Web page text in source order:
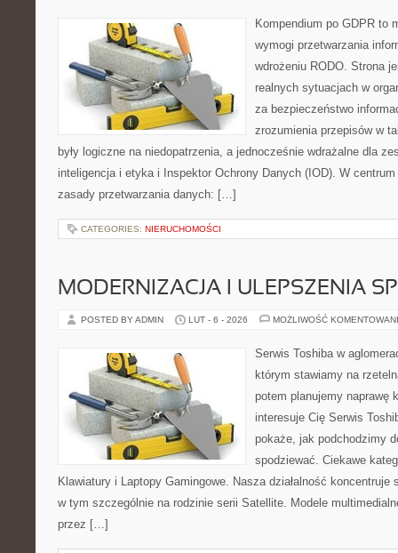
Kompendium po GDPR to
wymogi przetwarzania
wdrożeniu RODO. Strona
realnych sytuacjach w
za bezpieczeństwo
zrozumienia przepisów w
były logiczne na niedopatrzenia, a jednocześnie wdrażalne dla
inteligencja i etyka i Inspektor Ochrony Danych (IOD). W
zasady przetwarzania danych: […]
CATEGORIES: NIERUCHOMOŚCI
MODERNIZACJA I ULEPSZENIA
POSTED BY ADMIN LUT - 6 - 2026 MOŻLIWOŚĆ
Serwis Toshiba w
którym stawiamy na
potem planujemy naprawę
interesuje Cię Serwis
pokaże, jak podchodzimy
spodziewać. Ciekawe
Klawiatury i Laptopy Gamingowe. Nasza działalność koncentruje
w tym szczególnie na rodzinie serii Satellite. Modele
przez […]